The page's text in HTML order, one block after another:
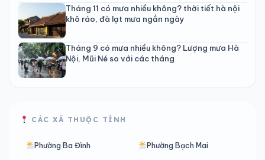
Tháng 11 có mưa nhiều không? thời tiết hà nội
khô ráo, đà lạt mưa ngắn ngày
Tháng 9 có mưa nhiều không? Lượng mưa Hà
Nội, Mũi Né so với các tháng
CÁC XÃ THUỘC TỈNH
Phường Ba Đình Phường Bạch Mai